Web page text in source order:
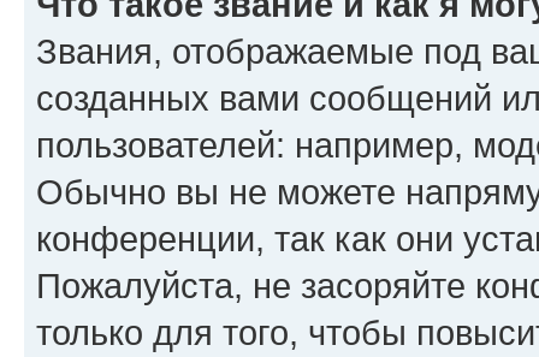
Звания, отображаемые под
созданных вами сообщений
пользователей: например,
Обычно вы не можете
конференции, так как они
Пожалуйста, не засоряйте
только для того, чтобы